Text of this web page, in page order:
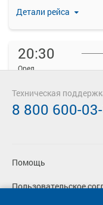
Детали рейса
20:30
Орел
188.7475* руб.
30 свободных мест
22:30
Помощь
Пользовательское
Техническая
8 800 600-